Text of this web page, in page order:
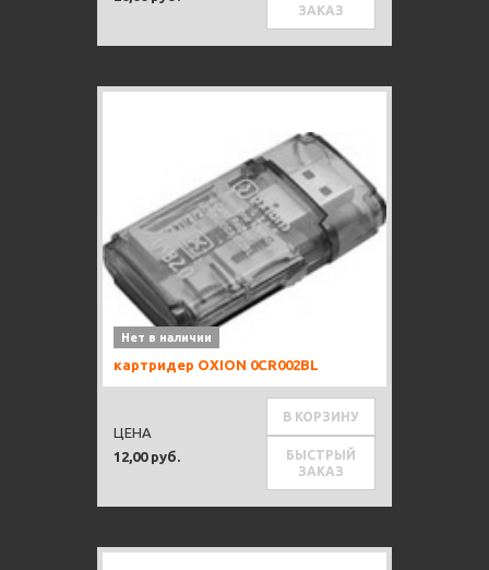
ЗАКАЗ
Нет в наличии
картридер OXION 0CR002BL
12,00 руб.
ЦЕНА
В КОРЗИНУ
БЫСТРЫЙ
ЗАКАЗ